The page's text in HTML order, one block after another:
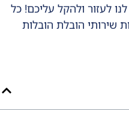
לעזור ולהקל עליכם! כל
שירותי הובלת הובלות